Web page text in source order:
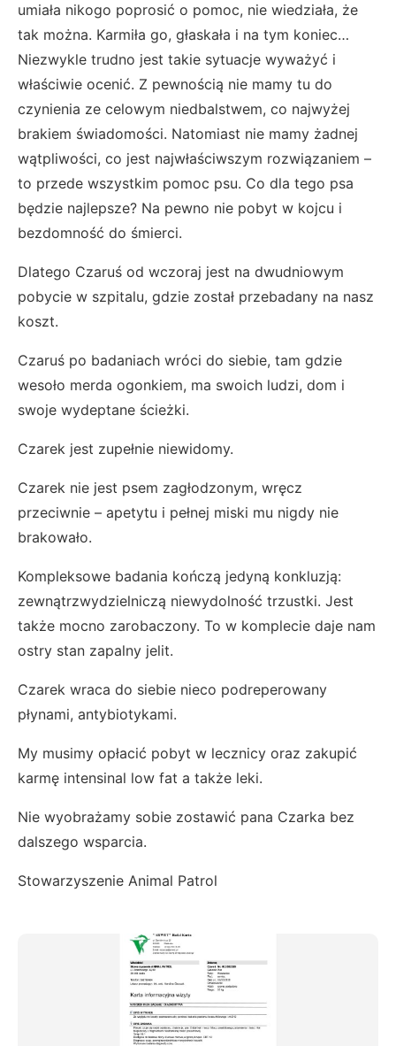
umiała nikogo poprosić o pomoc, nie wiedziała, że
tak można. Karmiła go, głaskała i na tym koniec…
Niezwykle trudno jest takie sytuacje wyważyć i
właściwie ocenić. Z pewnością nie mamy tu do
czynienia ze celowym niedbalstwem, co najwyżej
brakiem świadomości. Natomiast nie mamy żadnej
wątpliwości, co jest najwłaściwszym rozwiązaniem –
to przede wszystkim pomoc psu. Co dla tego psa
będzie najlepsze? Na pewno nie pobyt w kojcu i
bezdomność do śmierci.
Dlatego Czaruś od wczoraj jest na dwudniowym
pobycie w szpitalu, gdzie został przebadany na nasz
koszt.
Czaruś po badaniach wróci do siebie, tam gdzie
wesoło merda ogonkiem, ma swoich ludzi, dom i
swoje wydeptane ścieżki.
Czarek jest zupełnie niewidomy.
Czarek nie jest psem zagłodzonym, wręcz
przeciwnie – apetytu i pełnej miski mu nigdy nie
brakowało.
Kompleksowe badania kończą jedyną konkluzją:
zewnątrzwydzielniczą niewydolność trzustki. Jest
także mocno zarobaczony. To w komplecie daje nam
ostry stan zapalny jelit.
Czarek wraca do siebie nieco podreperowany
płynami, antybiotykami.
My musimy opłacić pobyt w lecznicy oraz zakupić
karmę intensinal low fat a także leki.
Nie wyobrażamy sobie zostawić pana Czarka bez
dalszego wsparcia.
Stowarzyszenie Animal Patrol